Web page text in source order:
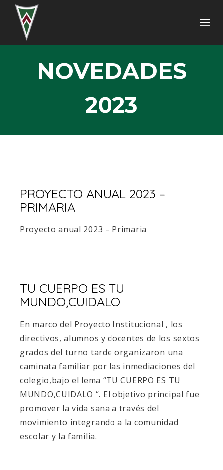
NOVEDADES
2023
PROYECTO ANUAL 2023 –
PRIMARIA
Proyecto anual 2023 – Primaria
TU CUERPO ES TU
MUNDO,CUIDALO
En marco del Proyecto Institucional , los
directivos, alumnos y docentes de los sextos
grados del turno tarde organizaron una
caminata familiar por las inmediaciones del
colegio,bajo el lema “TU CUERPO ES TU
MUNDO,CUIDALO “. El objetivo principal fue
promover la vida sana a través del
movimiento integrando a la comunidad
escolar y la familia.